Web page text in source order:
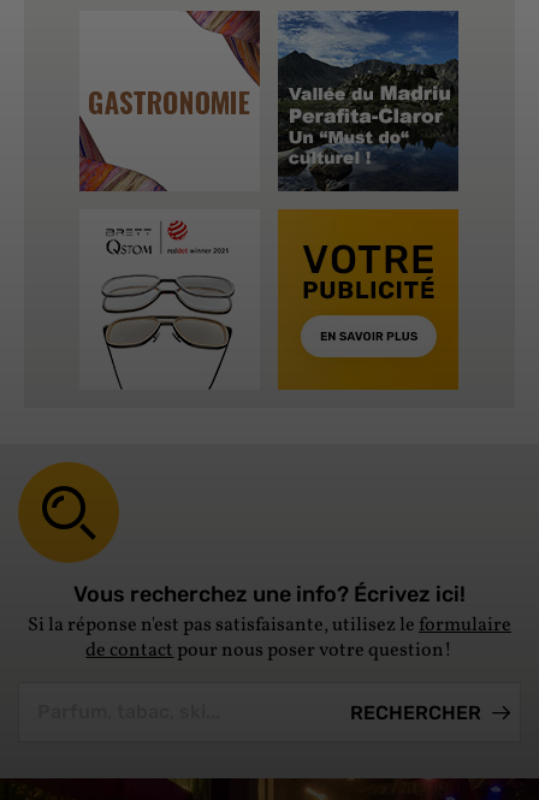
Vous recherchez une info? Écrivez ici!
Si la réponse n'est pas satisfaisante, utilisez leformulaire
de contactpour nous poser votre question!